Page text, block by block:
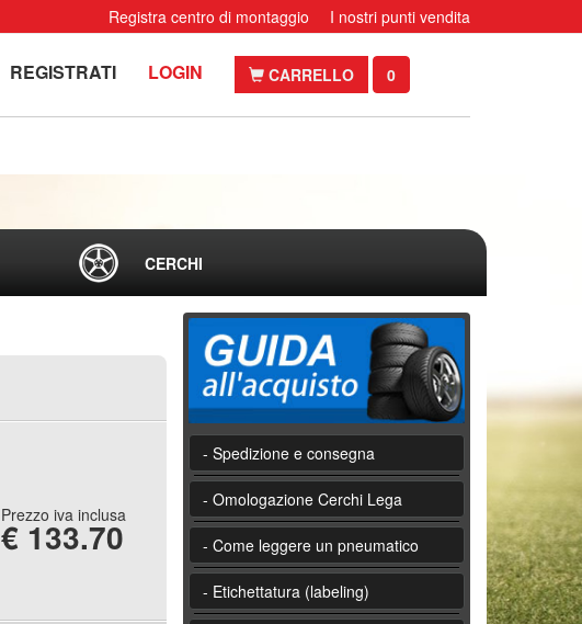
Registra centro di montaggio I nostri punti vendita
REGISTRATI LOGIN CARRELLO 0
CERCHI
Prezzo iva inclusa
€ 133.70
- Spedizione e consegna
- Omologazione Cerchi Lega
- Come leggere un pneumatico
- Etichettatura (labeling)